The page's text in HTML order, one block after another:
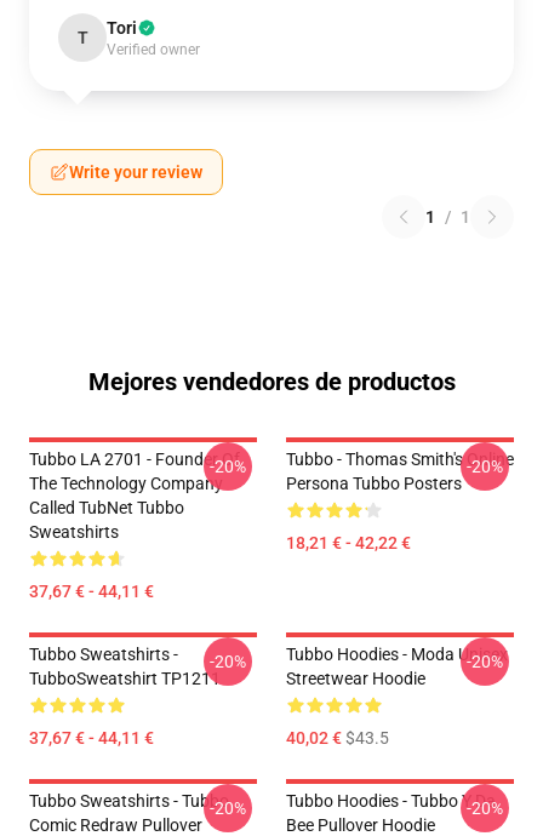
T Tori
Verified owner
Write your review
1 / 1
Mejores vendedores de productos
Tubbo LA 2701 - Founder Of
The Technology Company
Called TubNet Tubbo
Sweatshirts
37,67 € - 44,11 €
-20%
Tubbo - Thomas Smith's Online
Persona Tubbo Posters
18,21 € - 42,22 €
-20%
Tubbo Sweatshirts -
TubboSweatshirt TP1211
37,67 € - 44,11 €
-20%
Tubbo Hoodies - Moda Unisex
Streetwear Hoodie
40,02 €$43.5
-20%
Tubbo Sweatshirts - Tubbo
Comic Redraw Pullover
-20%
Tubbo Hoodies - Tubbo Y Da
Bee Pullover Hoodie
-20%